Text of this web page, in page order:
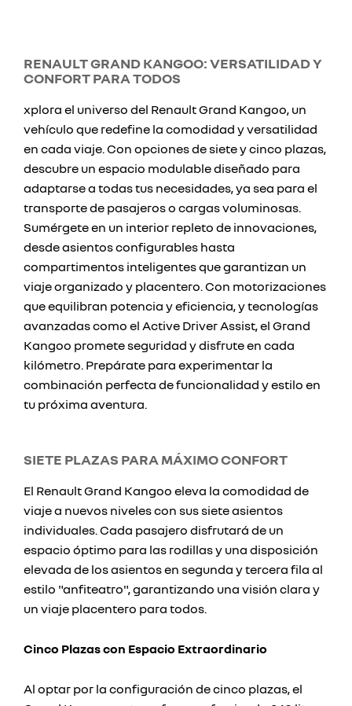
RENAULT GRAND KANGOO: VERSATILIDAD Y
CONFORT PARA TODOS
xplora el universo del Renault Grand Kangoo, un
vehículo que redefine la comodidad y versatilidad
en cada viaje. Con opciones de siete y cinco plazas,
descubre un espacio modulable diseñado para
adaptarse a todas tus necesidades, ya sea para el
transporte de pasajeros o cargas voluminosas.
Sumérgete en un interior repleto de innovaciones,
desde asientos configurables hasta
compartimentos inteligentes que garantizan un
viaje organizado y placentero. Con motorizaciones
que equilibran potencia y eficiencia, y tecnologías
avanzadas como el Active Driver Assist, el Grand
Kangoo promete seguridad y disfrute en cada
kilómetro. Prepárate para experimentar la
combinación perfecta de funcionalidad y estilo en
tu próxima aventura.
SIETE PLAZAS PARA MÁXIMO CONFORT
El Renault Grand Kangoo eleva la comodidad de
viaje a nuevos niveles con sus siete asientos
individuales. Cada pasajero disfrutará de un
espacio óptimo para las rodillas y una disposición
elevada de los asientos en segunda y tercera fila al
estilo "anfiteatro", garantizando una visión clara y
un viaje placentero para todos.
Cinco Plazas con Espacio Extraordinario
Al optar por la configuración de cinco plazas, el